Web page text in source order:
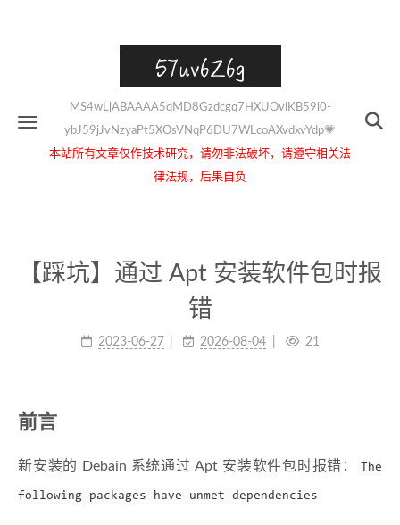
57uv6Z6g
MS4wLjABAAAA5qMD8Gzdcgq7HXUOviKB59i0-
ybJ59jJvNzyaPt5XOsVNqP6DU7WLcoAXvdxvYdp💗
本站所有文章仅作技术研究，请勿非法破坏，请遵守相关法
律法规，后果自负
【踩坑】通过 Apt 安装软件包时报
错
2023-06-27 2026-08-04 21
前言
新安装的 Debain 系统通过 Apt 安装软件包时报错： The
following packages have unmet dependencies